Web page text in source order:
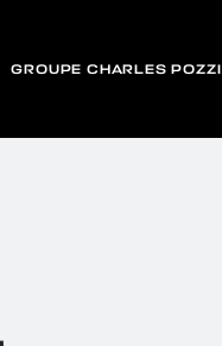
GROUPE CHARLES POZZI